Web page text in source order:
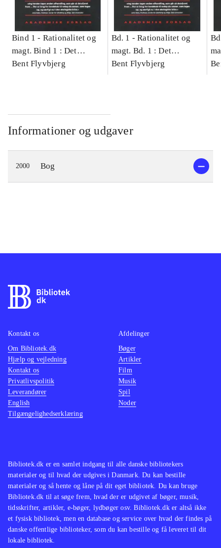
Bind 1 - Rationalitet og
magt. Bind 1 : Det
konkretes videnskab
Bent Flyvbjerg
Bd. 1 -Rationalitet og
magt. Bd. 1 : Det
konkretes videnskab
Bent Flyvbjerg
Informationer og udgaver
2000 Bog
Bibliotek.dk er en samlet indgang til alle danske bibliotekers
materialer og til hvad der udgives i Danmark. Du kan bestille
materialer og så hente og låne på dit eget bibliotek. Du kan bruge
Bibliotek.dk til at søge frem, hvad der er udgivet af bøger, musik,
tidsskrifter, artikler, e-bøger, lydbøger osv. Bibliotek.dk er altså ikke
et fysisk bibliotek, men en database og service over hvad der findes på
danske offentlige biblioteker, som du kan bestille og få leveret til dit
lokale bibliotek.
Kontakt os
Om Bibliotek.dk
Hjælp og vejledning
Kontakt os
Privatlivspolitik
Leverandører
English
Tilgængelighedserklæring
Afdelinger
Bøger
Artikler
Film
Musik
Spil
Noder